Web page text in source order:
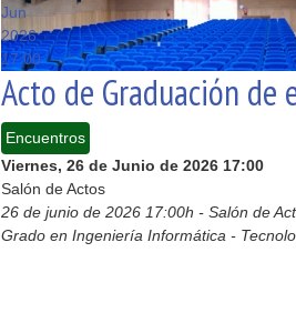
Jun
2026
17:00
Acto de Graduación de
Encuentros
Viernes, 26 de Junio de 2026 17:00
Salón de Actos
26 de junio de 2026 17:00h - Salón de
Grado en Ingeniería Informática -